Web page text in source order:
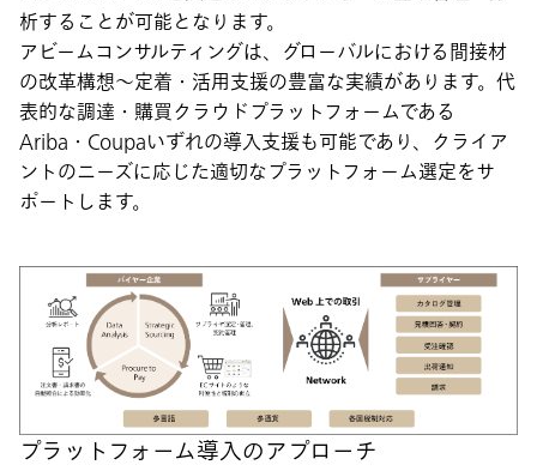
析することが可能となります。
アビームコンサルティングは、グローバルにおける間接材
の改革構想～定着・活用支援の豊富な実績があります。代
表的な調達・購買クラウドプラットフォームである
Ariba・Coupaいずれの導入支援も可能であり、クライア
ントのニーズに応じた適切なプラットフォーム選定をサ
ポートします。
プラットフォーム導入のアプローチ